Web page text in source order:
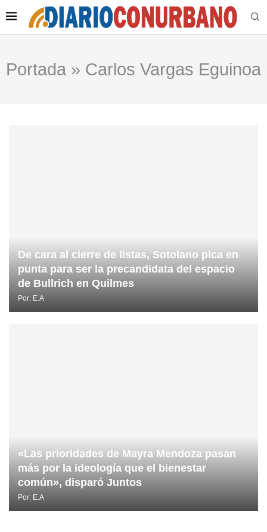
Portada » Carlos Vargas Eguinoa
De cara al cierre de listas, Sotolano pica en
punta para ser la precandidata del espacio
de Bullrich en Quilmes
Por: E.A
«Las prioridades de Mayra Mendoza pasan
más por la ideología que el bienestar
común», disparó Juntos
Por: E.A